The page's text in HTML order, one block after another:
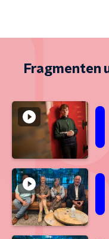
Fragmenten